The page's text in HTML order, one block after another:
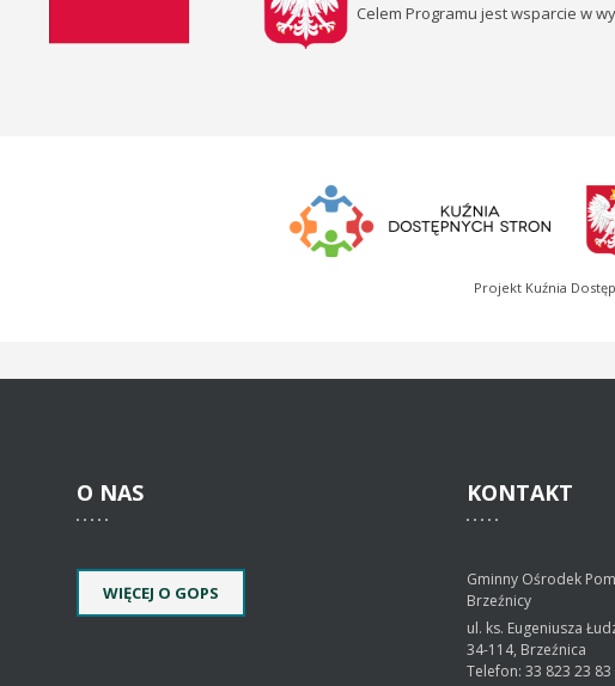
Celem Programu jest wsparcie w
Projekt Kuźnia
O NAS
WIĘCEJ O GOPS
KONTAKT
Gminny Ośrodek
Brzeźnicy
ul. ks. Eugeniusza
34-114, Brzeźnica
Telefon: 33 823 23 83